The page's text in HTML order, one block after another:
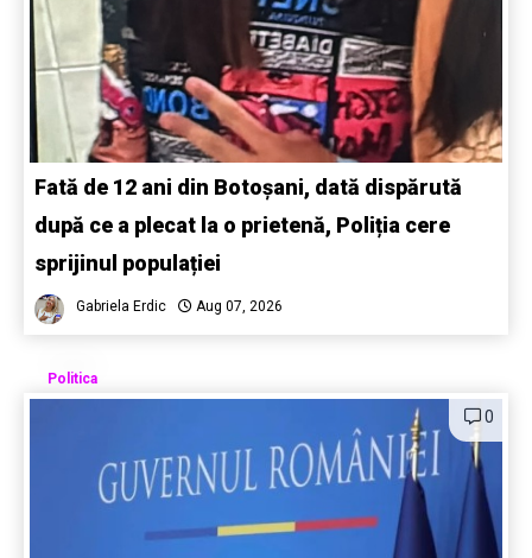
Fată de 12 ani din Botoșani, dată dispărută
după ce a plecat la o prietenă, Poliția cere
sprijinul populației
Gabriela Erdic Aug 07, 2026
Politica
0